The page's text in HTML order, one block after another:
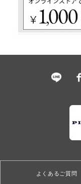
よくあるご質問